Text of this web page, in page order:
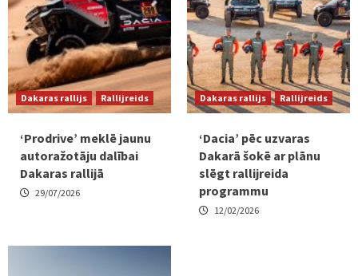
Dakaras rallijs Rallijreids
‘Prodrive’ meklē jaunu
autoražotāju dalībai
Dakaras rallijā
29/07/2026
Dakaras rallijs Rallijreids
‘Dacia’ pēc uzvaras
Dakarā šokē ar plānu
slēgt rallijreida
programmu
12/02/2026